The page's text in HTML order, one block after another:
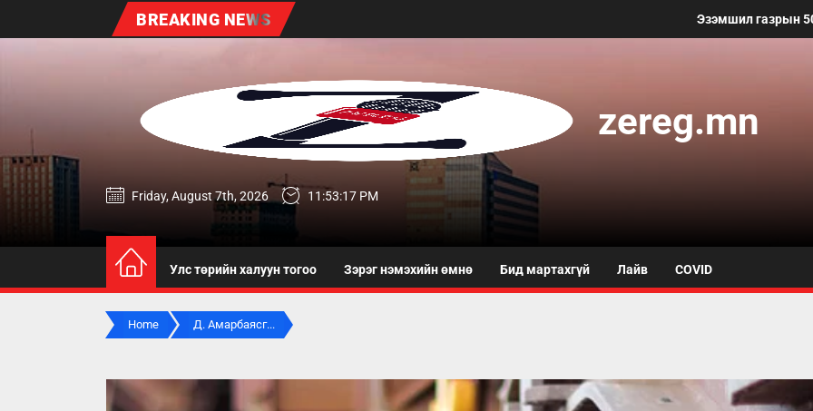
BREAKING NEWS Эзэмшил газрын 50 метр хүртэлх
zereg.mn
zereg.mn
Friday, August 7th, 2026 11:53:18 PM
Улс төрийн халуун тогоо Зэрэг нэмэхийн өмнө Бид мартахгүй Лайв COVID
Home Д. Амарбаясг...